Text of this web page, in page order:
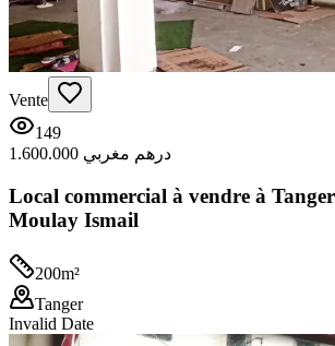
Vente
149
1.600.000 درهم مغربي
Local commercial à vendre à
Moulay Ismail
200m²
Tanger
Invalid Date